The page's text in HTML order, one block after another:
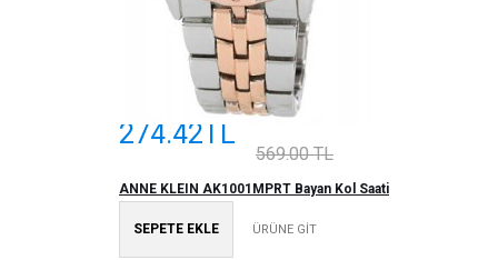
274.42TL
569.00 TL
ANNE KLEIN AK1001MPRT Bayan Kol Saati
SEPETE EKLE ÜRÜNE GİT